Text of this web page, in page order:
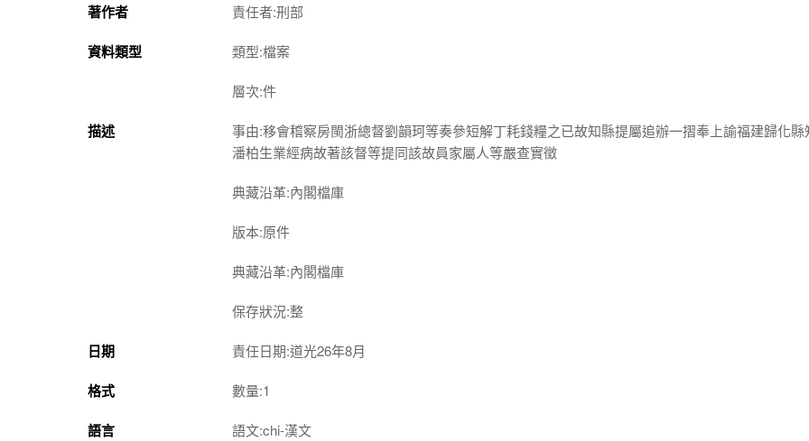
著作者 責任者:刑部
資料類型 類型:檔案
層次:件
描述
事由:移會稽察房閩浙總督劉韻珂等奏參短解丁耗錢糧之已故知縣提屬追辦一摺奉上諭福建歸化縣
潘柏生業經病故著該督等提同該故員家屬人等嚴查實徵
典藏沿革:內閣檔庫
版本:原件
典藏沿革:內閣檔庫
保存狀況:整
日期 責任日期:道光26年8月
格式 數量:1
語言 語文:chi-漢文